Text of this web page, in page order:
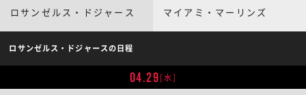
ロサンゼルス・ドジャース マイアミ・マーリンズ
ロサンゼルス・ドジャースの日程
04.29[水]